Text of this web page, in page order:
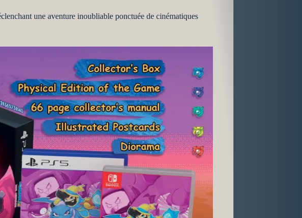
une aventure inoubliable ponctuée de cinématiques